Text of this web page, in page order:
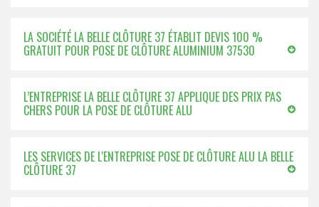
LA SOCIÉTÉ LA BELLE CLÔTURE 37 ÉTABLIT DEVIS 100 %
GRATUIT POUR POSE DE CLÔTURE ALUMINIUM 37530
L’ENTREPRISE LA BELLE CLÔTURE 37 APPLIQUE DES PRIX PAS
CHERS POUR LA POSE DE CLÔTURE ALU
LES SERVICES DE L'ENTREPRISE POSE DE CLÔTURE ALU LA BELLE
CLÔTURE 37